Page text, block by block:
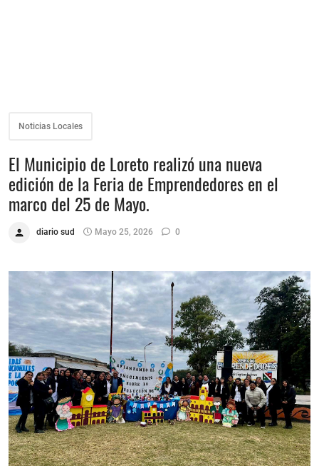
Noticias Locales
El Municipio de Loreto realizó una nueva
edición de la Feria de Emprendedores en el
marco del 25 de Mayo.
diario sud Mayo 25, 2026 0